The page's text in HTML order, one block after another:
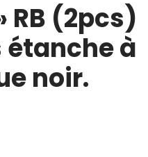
RB (2pcs)
à
noir.